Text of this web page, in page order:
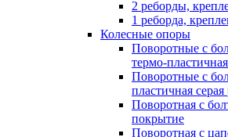
2 реборды,
1 реборда,
Колесные опоры
Поворотные с
термо-
Поворотные с
пластичная серая
Поворотная с
покрытие
Поворотная с